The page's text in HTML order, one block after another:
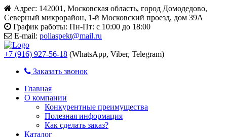
Адрес: 142001, Московская область, город Домодедово,
Северный микрорайон, 1-й Московский проезд, дом 39А
График работы: Пн-Пт: с 10:00 до 18:00
E-mail: poliaspekt@mail.ru
+7 (916) 927-56-18 (WhatsApp, Viber, Telegram)
Заказать звонок
Главная
О компании
Конкурентные преимущества
Полезная информация
Как сделать заказ?
Каталог